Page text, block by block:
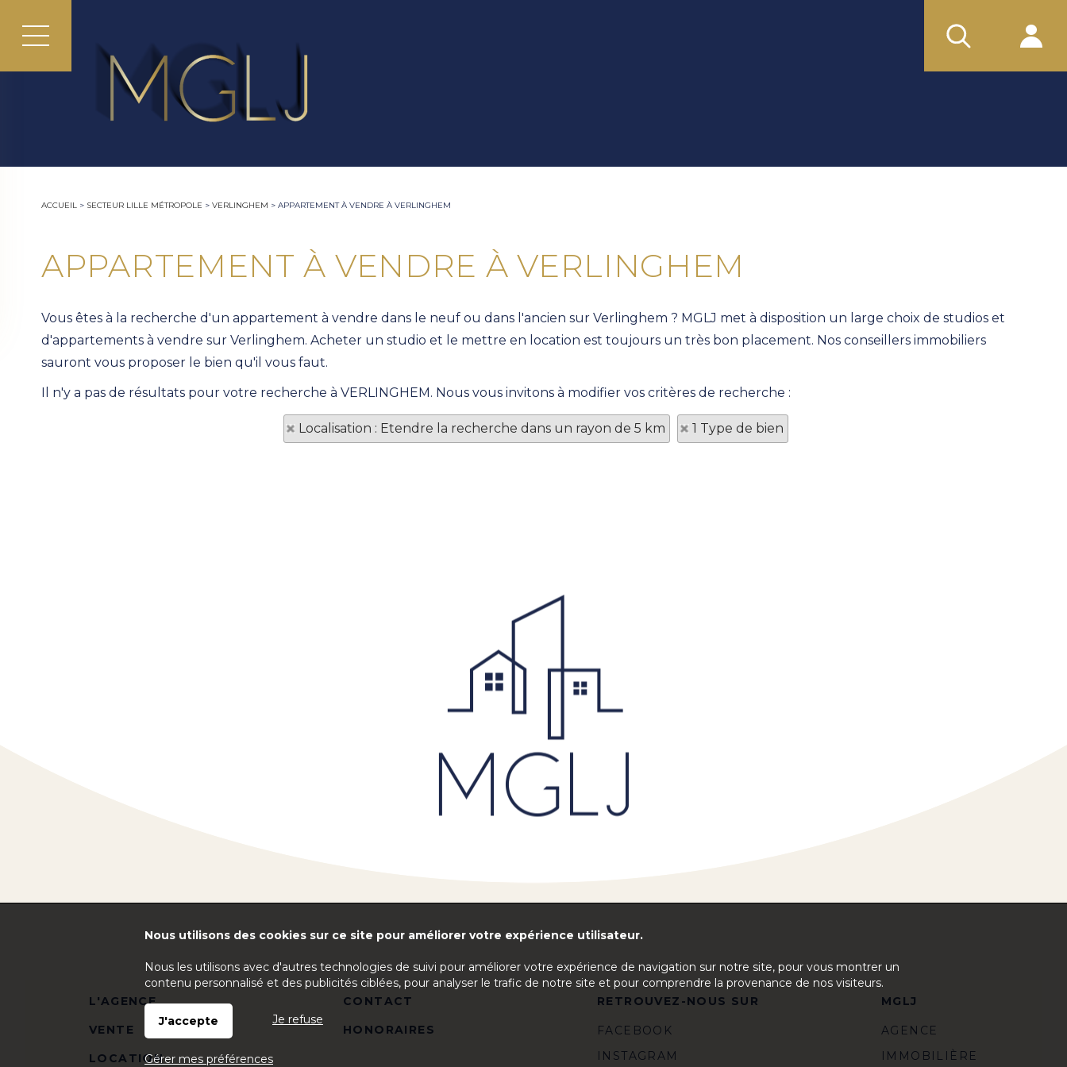
ACCUEIL > SECTEUR LILLE MÉTROPOLE > VERLINGHEM > APPARTEMENT À VENDRE À VERLINGHEM
APPARTEMENT À VENDRE À VERLINGHEM
Vous êtes à la recherche d'un appartement à vendre dans le neuf ou dans l'ancien sur Verlinghem ? MGLJ met à disposition un large choix de studios et
d'appartements à vendre sur Verlinghem. Acheter un studio et le mettre en location est toujours un très bon placement. Nos conseillers immobiliers
sauront vous proposer le bien qu'il vous faut.
Il n'y a pas de résultats pour votre recherche à VERLINGHEM. Nous vous invitons à modifier vos critères de recherche :
Localisation : Etendre la recherche dans un rayon de 5 km 1 Type de bien
L'AGENCE
VENTE
LOCATION
CONTACT
HONORAIRES
RETROUVEZ-NOUS SUR
FACEBOOK
INSTAGRAM
MGLJ
AGENCE
IMMOBILIÈRE
Nous utilisons des cookies sur ce site pour améliorer votre expérience utilisateur.
Nous les utilisons avec d'autres technologies de suivi pour améliorer votre expérience de navigation sur notre site, pour vous montrer un
contenu personnalisé et des publicités ciblées, pour analyser le trafic de notre site et pour comprendre la provenance de nos visiteurs.
J'accepte Je refuse
Gérer mes préférences